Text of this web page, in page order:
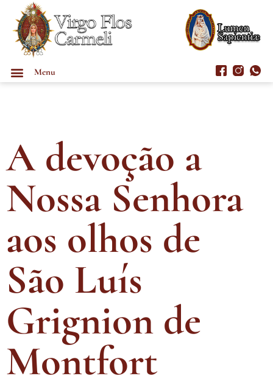
Menu
A devoção a
Nossa Senhora
aos olhos de
São Luís
Grignion de
Montfort